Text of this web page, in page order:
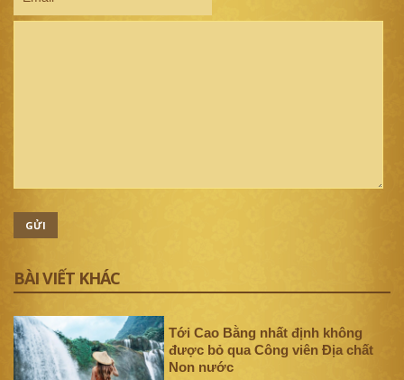
GỬI
BÀI VIẾT KHÁC
Tới Cao Bằng nhất định không
được bỏ qua Công viên Địa chất
Non nước